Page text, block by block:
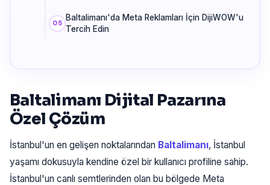
Baltalimanı'da Meta Reklamları İçin DijiWOW'u
Tercih Edin
Baltalimanı Dijital Pazarına
Özel Çözüm
İstanbul'un en gelişen noktalarından Baltalimanı, İstanbul
yaşamı dokusuyla kendine özel bir kullanıcı profiline sahip.
İstanbul'un canlı semtlerinden olan bu bölgede Meta